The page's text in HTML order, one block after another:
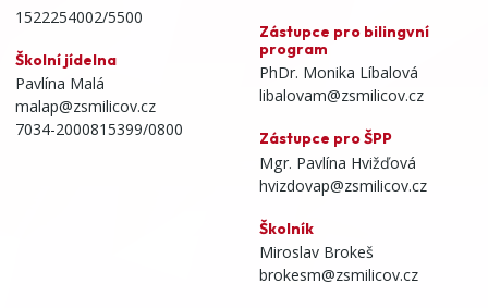
1522254002/5500
Školní jídelna
Pavlína Malá
malap@zsmilicov.cz
7034-2000815399/0800
Zástupce pro bilingvní
program
PhDr. Monika Líbalová
libalovam@zsmilicov.cz
Zástupce pro ŠPP
Mgr. Pavlína Hvižďová
hvizdovap@zsmilicov.cz
Školník
Miroslav Brokeš
brokesm@zsmilicov.cz